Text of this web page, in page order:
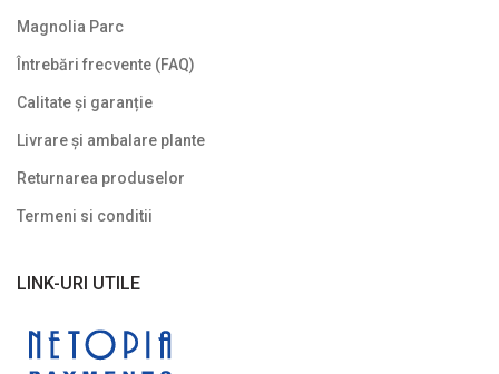
Plante agățătoare
Plante columnare
Plante cu bobițe
Plante cu flori
Plante cu frunze albastre/ argintii
Plante cu frunze în două culori
Plante cu frunze verzi
Magnolia Parc
Întrebări frecvente (FAQ)
Calitate și garanție
Livrare și ambalare plante
Returnarea produselor
Termeni si conditii
LINK-URI UTILE